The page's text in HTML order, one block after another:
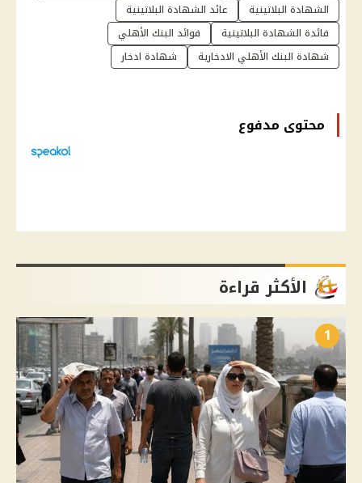
الشهادة البلاتينية
عائد الشهادة البلاتينية
فائدة الشهادة البلاتينية
فوائد البنك الأهلي
شهادة البنك الأهلي الادخارية
شهادة ادخار
محتوى مدفوع
الأكثر قراءة
1